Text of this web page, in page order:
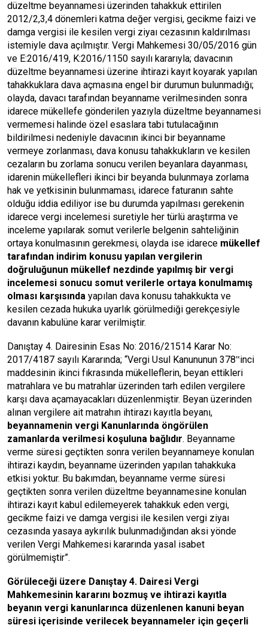
düzeltme beyannamesi üzerinden tahakkuk ettirilen
2012/2,3,4 dönemleri katma değer vergisi, gecikme faizi ve
damga vergisi ile kesilen vergi ziyaı cezasının kaldırılması
istemiyle dava açılmıştır. Vergi Mahkemesi 30/05/2016 gün
ve E:2016/419, K:2016/1150 sayılı kararıyla; davacının
düzeltme beyannamesi üzerine ihtirazi kayıt koyarak yapılan
tahakkuklara dava açmasına engel bir durumun bulunmadığı;
olayda, davacı tarafından beyanname verilmesinden sonra
idarece mükellefe gönderilen yazıyla düzeltme beyannamesi
vermemesi halinde özel esaslara tabi tutulacağının
bildirilmesi nedeniyle davacının ikinci bir beyanname
vermeye zorlanması, dava konusu tahakkukların ve kesilen
cezaların bu zorlama sonucu verilen beyanlara dayanması,
idarenin mükellefleri ikinci bir beyanda bulunmaya zorlama
hak ve yetkisinin bulunmaması, idarece faturanın sahte
olduğu iddia ediliyor ise bu durumda yapılması gerekenin
idarece vergi incelemesi suretiyle her türlü araştırma ve
inceleme yapılarak somut verilerle belgenin sahteliğinin
ortaya konulmasının gerekmesi, olayda ise idarece mükellef
tarafından indirim konusu yapılan vergilerin
doğruluğunun mükellef nezdinde yapılmış bir vergi
incelemesi sonucu somut verilerle ortaya konulmamış
olması karşısında yapılan dava konusu tahakkukta ve
kesilen cezada hukuka uyarlık görülmediği gerekçesiyle
davanın kabulüne karar verilmiştir.
Danıştay 4. Dairesinin Esas No: 2016/21514 Karar No:
2017/4187 sayılı Kararında; “Vergi Usul Kanununun 378‟inci
maddesinin ikinci fıkrasında mükelleflerin, beyan ettikleri
matrahlara ve bu matrahlar üzerinden tarh edilen vergilere
karşı dava açamayacakları düzenlenmiştir. Beyan üzerinden
alınan vergilere ait matrahın ihtirazı kayıtla beyanı,
beyannamenin vergi Kanunlarında öngörülen
zamanlarda verilmesi koşuluna bağlıdır. Beyanname
verme süresi geçtikten sonra verilen beyannameye konulan
ihtirazi kaydın, beyanname üzerinden yapılan tahakkuka
etkisi yoktur. Bu bakımdan, beyanname verme süresi
geçtikten sonra verilen düzeltme beyannamesine konulan
ihtirazi kayıt kabul edilemeyerek tahakkuk eden vergi,
gecikme faizi ve damga vergisi ile kesilen vergi ziyaı
cezasında yasaya aykırılık bulunmadığından aksi yönde
verilen Vergi Mahkemesi kararında yasal isabet
görülmemiştir”.
Görüleceği üzere Danıştay 4. Dairesi Vergi
Mahkemesinin kararını bozmuş ve ihtirazi kayıtla
beyanın vergi kanunlarınca düzenlenen kanuni beyan
süresi içerisinde verilecek beyannameler için geçerli